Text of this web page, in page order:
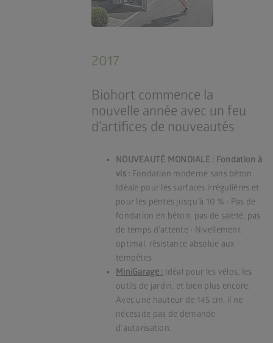
2017
Biohort commence la
nouvelle année avec un feu
d’artifices de nouveautés
NOUVEAUTÉ MONDIALE : Fondation à
vis : Fondation moderne sans béton.
Idéale pour les surfaces irrégulières et
pour les pentes jusqu’à 10 % • Pas de
fondation en béton, pas de saleté, pas
de temps d’attente • Nivellement
optimal, résistance absolue aux
tempêtes
MiniGarage : Idéal pour les vélos, les
outils de jardin, et bien plus encore.
Avec une hauteur de 145 cm, il ne
nécessite pas de demande
d’autorisation.